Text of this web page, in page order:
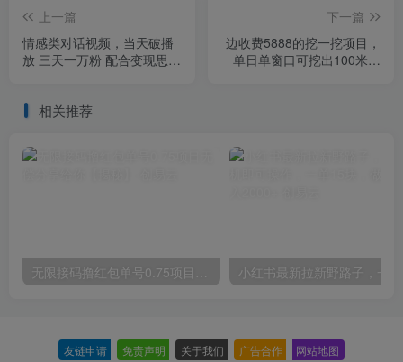
上一篇
情感类对话视频，当天破播
放 三天一万粉 配合变现思路
下一篇
边收费5888的挖一挖项目，
单日单窗口可挖出100米，
相关推荐
无限接码撸红包单号0.75项目无偿分享给你【揭秘】
友链申请 免责声明 关于我们 广告合作 网站地图